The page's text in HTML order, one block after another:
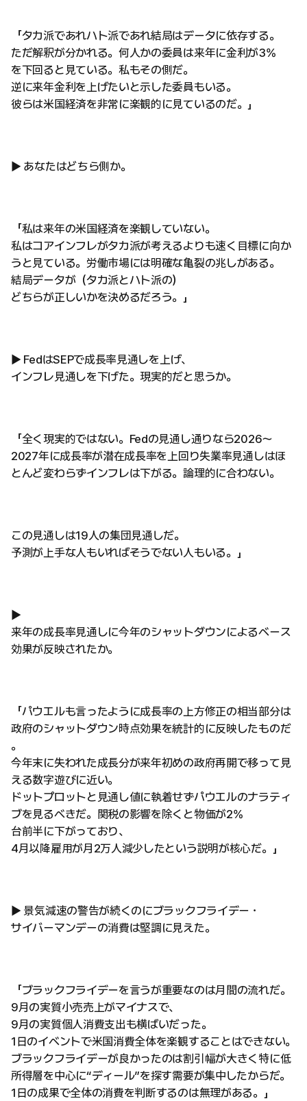
「タカ派であれハト派であれ結局はデータに依存する。
ただ解釈が分かれる。何人かの委員は来年に金利が3%
を下回ると見ている。私もその側だ。
逆に来年金利を上げたいと示した委員もいる。
彼らは米国経済を非常に楽観的に見ているのだ。」
▶ あなたはどちら側か。
「私は来年の米国経済を楽観していない。
私はコアインフレがタカ派が考えるよりも速く目標に向か
うと見ている。労働市場には明確な亀裂の兆しがある。
結局データが（タカ派とハト派の）
どちらが正しいかを決めるだろう。」
▶ FedはSEPで成長率見通しを上げ、
インフレ見通しを下げた。現実的だと思うか。
「全く現実的ではない。Fedの見通し通りなら2026〜
2027年に成長率が潜在成長率を上回り失業率見通しはほ
とんど変わらずインフレは下がる。論理的に合わない。
この見通しは19人の集団見通しだ。
予測が上手な人もいればそうでない人もいる。」
▶
来年の成長率見通しに今年のシャットダウンによるベース
効果が反映されたか。
「パウエルも言ったように成長率の上方修正の相当部分は
政府のシャットダウン時点効果を統計的に反映したものだ
。
今年末に失われた成長分が来年初めの政府再開で移って見
える数字遊びに近い。
ドットプロットと見通し値に執着せずパウエルのナラティ
ブを見るべきだ。関税の影響を除くと物価が2%
台前半に下がっており、
4月以降雇用が月2万人減少したという説明が核心だ。」
▶ 景気減速の警告が続くのにブラックフライデー・
サイバーマンデーの消費は堅調に見えた。
「ブラックフライデーを言うが重要なのは月間の流れだ。
9月の実質小売売上がマイナスで、
9月の実質個人消費支出も横ばいだった。
1日のイベントで米国消費全体を楽観することはできない。
ブラックフライデーが良かったのは割引幅が大きく特に低
所得層を中心に“ディール”を探す需要が集中したからだ。
1日の成果で全体の消費を判断するのは無理がある。」